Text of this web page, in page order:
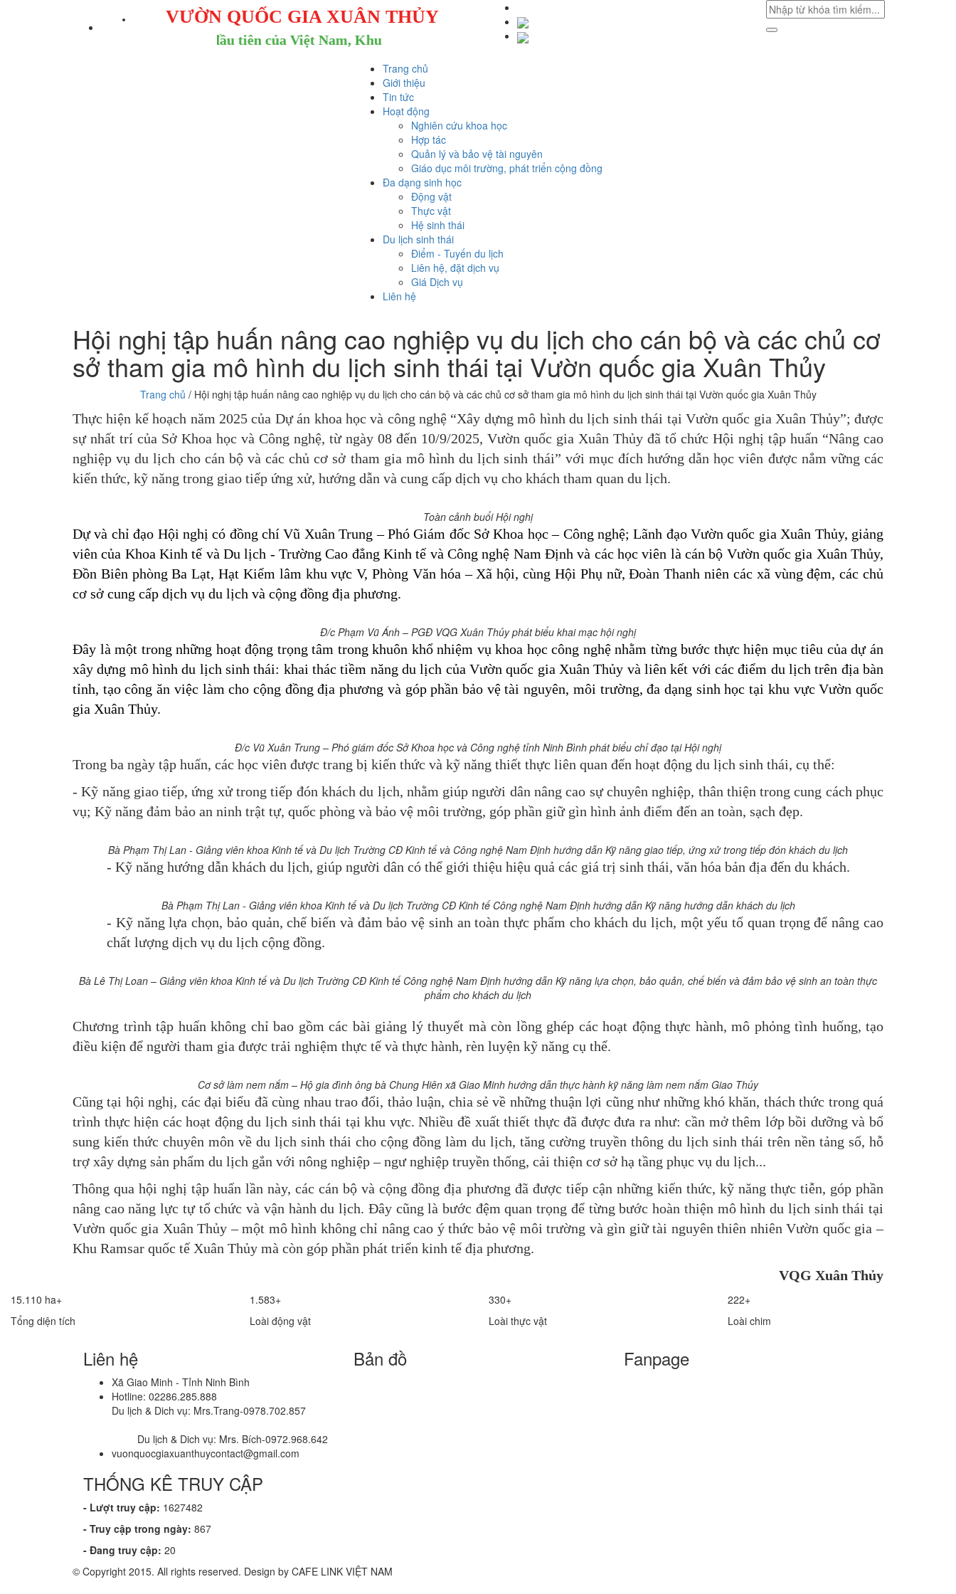
VƯỜN QUỐC GIA XUÂN THỦY
Khu Ramsar đầu tiên của Việt Nam, Khu dự trữ sinh quyển thế giới
Trang chủ
Giới thiệu
Tin tức
Hoạt động
Nghiên cứu khoa học
Hợp tác
Quản lý và bảo vệ tài nguyên
Giáo dục môi trường, phát triển cộng đồng
Đa dạng sinh học
Động vật
Thực vật
Hệ sinh thái
Du lịch sinh thái
Điểm - Tuyến du lịch
Liên hệ, đặt dịch vụ
Giá Dịch vụ
Liên hệ
Hội nghị tập huấn nâng cao nghiệp vụ du lịch cho cán bộ và các chủ cơ
sở tham gia mô hình du lịch sinh thái tại Vườn quốc gia Xuân Thủy
Trang chủ / Hội nghị tập huấn nâng cao nghiệp vụ du lịch cho cán bộ và các chủ cơ sở tham gia mô hình du lịch sinh thái tại Vườn quốc gia Xuân Thủy
Thực hiện kế hoạch năm 2025 của Dự án khoa học và công nghệ “Xây dựng mô hình du lịch sinh thái tại Vườn quốc gia Xuân Thủy”; được
sự nhất trí của Sở Khoa học và Công nghệ, từ ngày 08 đến 10/9/2025, Vườn quốc gia Xuân Thủy đã tổ chức Hội nghị tập huấn “Nâng cao
nghiệp vụ du lịch cho cán bộ và các chủ cơ sở tham gia mô hình du lịch sinh thái” với mục đích hướng dẫn học viên được nắm vững các
kiến thức, kỹ năng trong giao tiếp ứng xử, hướng dẫn và cung cấp dịch vụ cho khách tham quan du lịch.
Toàn cảnh buổi Hội nghị
Dự và chỉ đạo Hội nghị có đồng chí Vũ Xuân Trung – Phó Giám đốc Sở Khoa học – Công nghệ; Lãnh đạo Vườn quốc gia Xuân Thủy, giảng
viên của Khoa Kinh tế và Du lịch - Trường Cao đẳng Kinh tế và Công nghệ Nam Định và các học viên là cán bộ Vườn quốc gia Xuân Thủy,
Đồn Biên phòng Ba Lạt, Hạt Kiểm lâm khu vực V, Phòng Văn hóa – Xã hội, cùng Hội Phụ nữ, Đoàn Thanh niên các xã vùng đệm, các chủ
cơ sở cung cấp dịch vụ du lịch và cộng đồng địa phương.
Đ/c Phạm Vũ Ánh – PGĐ VQG Xuân Thủy phát biểu khai mạc hội nghị
Đây là một trong những hoạt động trọng tâm trong khuôn khổ nhiệm vụ khoa học công nghệ nhằm từng bước thực hiện mục tiêu của dự án
xây dựng mô hình du lịch sinh thái: khai thác tiềm năng du lịch củaVườn quốc gia Xuân Thủy và liên kết với các điểm du lịch trên địa bàn
tỉnh, tạo công ăn việc làm cho cộng đồng địa phương và góp phần bảo vệ tài nguyên, môi trường, đa dạng sinh học tại khu vực Vườn quốc
gia Xuân Thủy.
Đ/c Vũ Xuân Trung – Phó giám đốc Sở Khoa học và Công nghệ tỉnh Ninh Bình phát biểu chỉ đạo tại Hội nghị
Trong ba ngày tập huấn, các học viên được trang bị kiến thức và kỹ năng thiết thực liên quan đến hoạt động du lịch sinh thái, cụ thể:
- Kỹ năng giao tiếp, ứng xử trong tiếp đón khách du lịch, nhằm giúp người dân nâng cao sự chuyên nghiệp, thân thiện trong cung cách phục
vụ; Kỹ năng đảm bảo an ninh trật tự, quốc phòng và bảo vệ môi trường, góp phần giữ gìn hình ảnh điểm đến an toàn, sạch đẹp.
Bà Phạm Thị Lan - Giảng viên khoa Kinh tế và Du lịch Trường CĐ Kinh tế và Công nghệ Nam Định hướng dẫn Kỹ năng giao tiếp, ứng xử trong tiếp đón khách du lịch
- Kỹ năng hướng dẫn khách du lịch, giúp người dân có thể giới thiệu hiệu quả các giá trị sinh thái, văn hóa bản địa đến du khách.
Bà Phạm Thị Lan - Giảng viên khoa Kinh tế và Du lịch Trường CĐ Kinh tế Công nghệ Nam Định hướng dẫn Kỹ năng hướng dẫn khách du lịch
- Kỹ năng lựa chọn, bảo quản, chế biến và đảm bảo vệ sinh an toàn thực phẩm cho khách du lịch, một yếu tố quan trọng để nâng cao
chất lượng dịch vụ du lịch cộng đồng.
Bà Lê Thị Loan – Giảng viên khoa Kinh tế và Du lịch Trường CĐ Kinh tế Công nghệ Nam Định hướng dẫn Kỹ năng lựa chọn, bảo quản, chế biến và đảm bảo vệ sinh an toàn thực
phẩm cho khách du lịch
Chương trình tập huấn không chỉ bao gồm các bài giảng lý thuyết mà còn lồng ghép các hoạt động thực hành, mô phỏng tình huống, tạo
điều kiện để người tham gia được trải nghiệm thực tế và thực hành, rèn luyện kỹ năng cụ thể.
Cơ sở làm nem nắm – Hộ gia đình ông bà Chung Hiên xã Giao Minh hướng dẫn thực hành kỹ năng làm nem nắm Giao Thủy
Cũng tại hội nghị, các đại biểu đã cùng nhau trao đổi, thảo luận, chia sẻ về những thuận lợi cũng như những khó khăn, thách thức trong quá
trình thực hiện các hoạt động du lịch sinh thái tại khu vực. Nhiều đề xuất thiết thực đã được đưa ra như: cần mở thêm lớp bồi dưỡng và bổ
sung kiến thức chuyên môn về du lịch sinh thái cho cộng đồng làm du lịch, tăng cường truyền thông du lịch sinh thái trên nền tảng số, hỗ
trợ xây dựng sản phẩm du lịch gắn với nông nghiệp – ngư nghiệp truyền thống, cải thiện cơ sở hạ tầng phục vụ du lịch...
Thông qua hội nghị tập huấn lần này, các cán bộ và cộng đồng địa phương đã được tiếp cận những kiến thức, kỹ năng thực tiễn, góp phần
nâng cao năng lực tự tổ chức và vận hành du lịch. Đây cũng là bước đệm quan trọng để từng bước hoàn thiện mô hình du lịch sinh thái tại
Vườn quốc gia Xuân Thủy – một mô hình không chỉ nâng cao ý thức bảo vệ môi trường và gìn giữ tài nguyên thiên nhiên Vườn quốc gia –
Khu Ramsar quốc tế Xuân Thủy mà còn góp phần phát triển kinh tế địa phương.
VQG Xuân Thủy
15.110 ha+
Tổng diện tích
1.583+
Loài động vật
330+
Loài thực vật
222+
Loài chim
Liên hệ
Xã Giao Minh - Tỉnh Ninh Bình
Hotline: 02286.285.888
Du lịch & Dich vụ: Mrs.Trang-0978.702.857
Du lịch & Dich vụ: Mrs. Bích-0972.968.642
vuonquocgiaxuanthuycontact@gmail.com
THỐNG KÊ TRUY CẬP
- Lượt truy cập: 1627482
- Truy cập trong ngày: 867
- Đang truy cập: 20
Bản đồ Fanpage
© Copyright 2015. All rights reserved. Design by CAFE LINK VIỆT NAM